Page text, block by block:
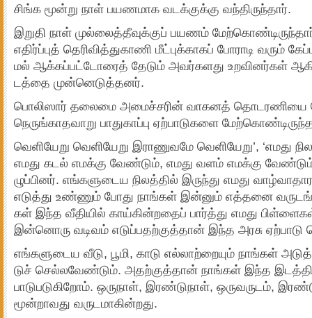
சிங்க மூன்று நாள் பய­ண­மாக வடக்­குக்கு வந்­தி­ருந்­தார்.
இறுதி நாள் முல்­லைத்­தீ­வுக்­குப் பய­ணம்
எதிர்ப்­புத் தெரி­வித்துகாணி மீட்­புக்­கா­கப் போராடி வரும்
மல் ஆக்­கப்­பட்­டோ­ரைத் தேடும் அவர்­க­ளது உற­வி­னர்­கள்
டத்தை முன்­னெ­டுத்­த­னர்.
பொலி­ஸார் தலைமை அமைச்­ச­ரின் வாக­னத் தொட­ர­ணியை
நெருங்­கா­த­வாறு பாது­காப்பு ஏற்­பா­டு­களை
வெளி­யேறு வெளி­யேறு இரா­ணு­வமே வெளி­யேறு’, ‘எமது
எமது கடல் எமக்கு வேண்­டும், எமது வளம் எமக்கு
ழுப்­பி­னர். எங்­க­ளு­டைய நிலத்­தில் இருந்து எமது
எடுத்து உண்­ணும் போது நாங்­கள் இன்­னும் எத்­தனை
கள் இந்த வீதி­யில் காய்­கின்­ற­தைப் பார்த்து எமது
இன்­னொரு வடி­வம் எடுப்­ப­தற்­குத்­தான் இந்த அரசு ஏற்­பாடு
எங்­க­ளு­டைய வீடு, பூமி, காடு எல்­லாற்­றை­யும் நாங்­கள்
டுச் செல்­ல­வேண்­டும். அதற்­குத்­தான் நாங்­கள் இந்த
பாடு­ப­டு­கி­றோம். ஒரு­நாள், இரண்­டு­நாள், ஒரு­வ­ரு­டம்,
மூன்­றா­வது வரு­ட­மா­கின்­றது.